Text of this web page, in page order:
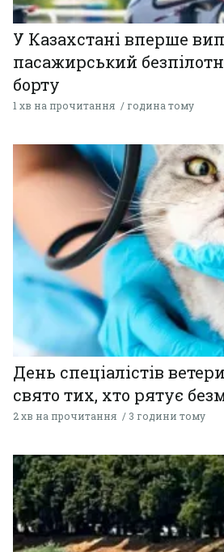
У Казахстані вперше
пасажирський
борту
1 хв на прочитання година тому
День спеціалістів
свято тих, хто рятує
2 хв на прочитання 3 години тому